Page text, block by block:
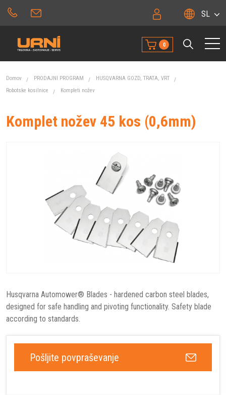
SL
0
Domov PRODAJNI PROGRAM
HUSQVARNA GOZD, TRATA, VRT
Robotske kosilnice
Kompleti nožev
Komplet nožev 45 kos (0,6mm)
Husqvarna Automower® Blades - hardened carbon steel blades,
designed for safe handling and pivoting functionality. Safety blade
according to standards.
Pošljite povpraševanje